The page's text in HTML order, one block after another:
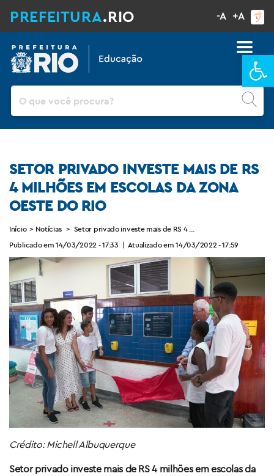
PREFEITURA.RIO -A +A
Pesquisar
SETOR PRIVADO INVESTE MAIS DE RS
4 MILHÕES EM ESCOLAS DA ZONA
OESTE DO RIO
Início > Notícias > Setor privado investe mais de RS 4 milhões em escolas da
Publicado em 14/03/2022 - 17:33 | Atualizado em 14/03/2022 - 17:59
Crédito: Michell Albuquerque
Setor privado investe mais de RS 4 milhões em escolas da